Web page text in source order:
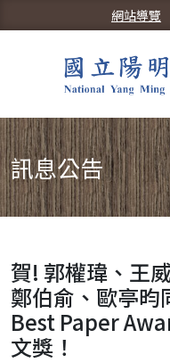
網站導覽
訊息公告
賀! 郭權瑋、王
鄭伯俞、歐亭昀
Best Paper
文獎！